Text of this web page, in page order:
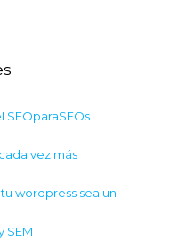
SEOparaSEOs
vez más
wordpress sea un
SEM